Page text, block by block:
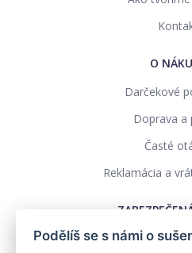
O
Darčekové
Doprava a
Časté
Reklamácia a
Podělíš se s námi o